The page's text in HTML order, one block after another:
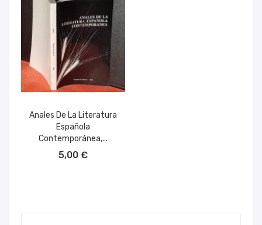
Anales De La Literatura
Española
Contemporánea,...
5,00 €